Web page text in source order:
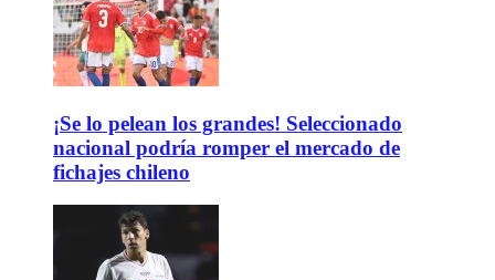
¡Se lo pelean los grandes! Seleccionado
nacional podría romper el mercado de
fichajes chileno